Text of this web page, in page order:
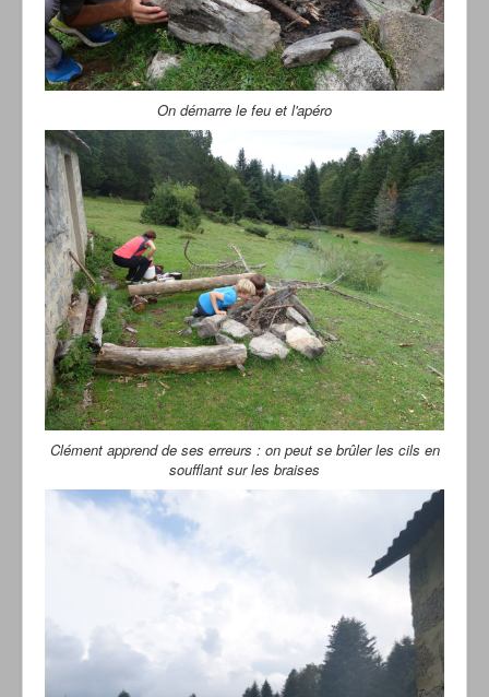
On démarre le feu et l'apéro
Clément apprend de ses erreurs : on peut se brûler les cils en
soufflant sur les braises